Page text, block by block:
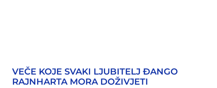
VEČE KOJE SVAKI LJUBITELJ ĐANGO
RAJNHARTA MORA DOŽIVJETI